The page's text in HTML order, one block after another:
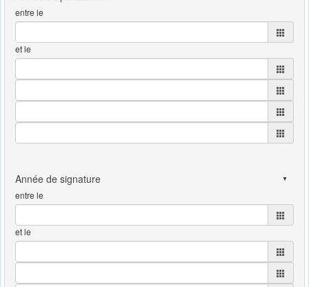
entre le
et le
entre le
et le